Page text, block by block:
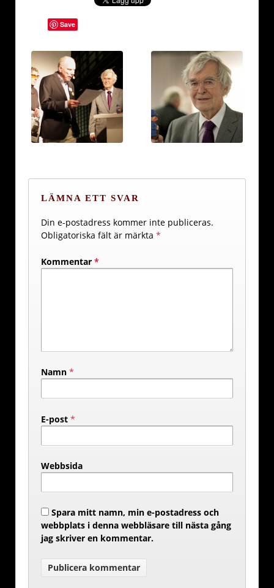
Save
LÄMNA ETT SVAR
Din e-postadress kommer inte publiceras.
Obligatoriska fält är märkta *
Kommentar *
Namn *
E-post *
Webbsida
Spara mitt namn, min e-postadress och
webbplats i denna webbläsare till nästa gång
jag skriver en kommentar.